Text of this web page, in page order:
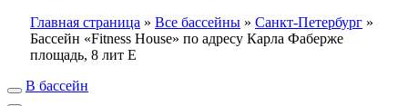
Главная страница » Все бассейны » Санкт-Петербург »
Бассейн «Fitness House» по адресу Карла Фаберже
площадь, 8 лит Е
В бассейн